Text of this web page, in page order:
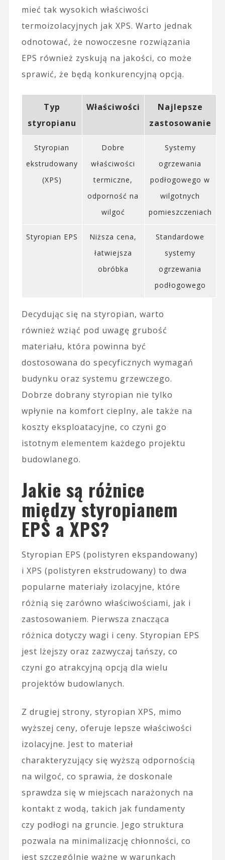
mieć tak wysokich właściwości
termoizolacyjnych jak XPS. Warto jednak
odnotować, że nowoczesne rozwiązania
EPS również zyskują na jakości, co może
sprawić, że będą konkurencyjną opcją.
Typ
styropianu
Właściwości
Najlepsze
zastosowanie
Styropian
ekstrudowany
(XPS)
Dobre
właściwości
termiczne,
odporność na
wilgoć
Systemy
ogrzewania
podłogowego w
wilgotnych
pomieszczeniach
Styropian EPS
Niższa cena,
łatwiejsza
obróbka
Standardowe
systemy
ogrzewania
podłogowego
Decydując się na styropian, warto
również wziąć pod uwagę grubość
materiału, która powinna być
dostosowana do specyficznych wymagań
budynku oraz systemu grzewczego.
Dobrze dobrany styropian nie tylko
wpłynie na komfort cieplny, ale także na
koszty eksploatacyjne, co czyni go
istotnym elementem każdego projektu
budowlanego.
Jakie są różnice
między styropianem
EPS a XPS?
Styropian EPS (polistyren ekspandowany)
i XPS (polistyren ekstrudowany) to dwa
popularne materiały izolacyjne, które
różnią się zarówno właściwościami, jak i
zastosowaniem. Pierwsza znacząca
różnica dotyczy wagi i ceny. Styropian EPS
jest lżejszy oraz zazwyczaj tańszy, co
czyni go atrakcyjną opcją dla wielu
projektów budowlanych.
Z drugiej strony, styropian XPS, mimo
wyższej ceny, oferuje lepsze właściwości
izolacyjne. Jest to materiał
charakteryzujący się wyższą odpornością
na wilgoć, co sprawia, że doskonale
sprawdza się w miejscach narażonych na
kontakt z wodą, takich jak fundamenty
czy podłogi na gruncie. Jego struktura
pozwala na minimalizację chłonności, co
jest szczególnie ważne w warunkach